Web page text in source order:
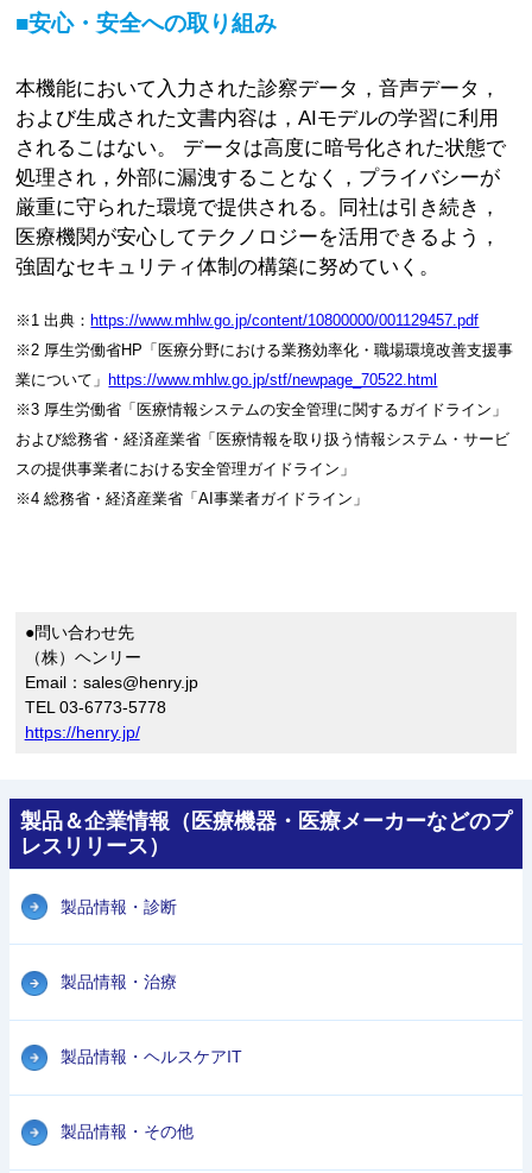
■安心・安全への取り組み
本機能において入力された診察データ，音声データ，
および生成された文書内容は，AIモデルの学習に利用
されるこはない。 データは高度に暗号化された状態で
処理され，外部に漏洩することなく，プライバシーが
厳重に守られた環境で提供される。同社は引き続き，
医療機関が安心してテクノロジーを活用できるよう，
強固なセキュリティ体制の構築に努めていく。
※1 出典： https://www.mhlw.go.jp/content/10800000/001129457.pdf
※2 厚生労働省HP「医療分野における業務効率化・職場環境改善支援事
業について」 https://www.mhlw.go.jp/stf/newpage_70522.html
※3 厚生労働省「医療情報システムの安全管理に関するガイドライン」
および総務省・経済産業省「医療情報を取り扱う情報システム・サービ
スの提供事業者における安全管理ガイドライン」
※4 総務省・経済産業省「AI事業者ガイドライン」
●問い合わせ先
（株）ヘンリー
Email：sales@henry.jp
TEL 03-6773-5778
https://henry.jp/
製品＆企業情報（医療機器・医療メーカーなどのプ
レスリリース）
製品情報・診断
製品情報・治療
製品情報・ヘルスケアIT
製品情報・その他